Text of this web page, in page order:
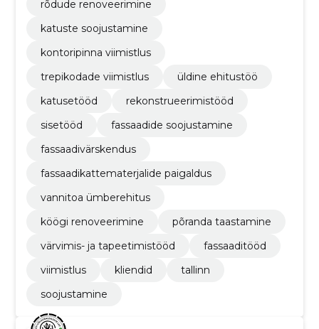
rõdude renoveerimine
katuste soojustamine
kontoripinna viimistlus
trepikodade viimistlus
üldine ehitustöö
katusetööd
rekonstrueerimistööd
sisetööd
fassaadide soojustamine
fassaadivärskendus
fassaadikattematerjalide paigaldus
vannitoa ümberehitus
köögi renoveerimine
põranda taastamine
värvimis- ja tapeetimistööd
fassaaditööd
viimistlus
kliendid
tallinn
soojustamine